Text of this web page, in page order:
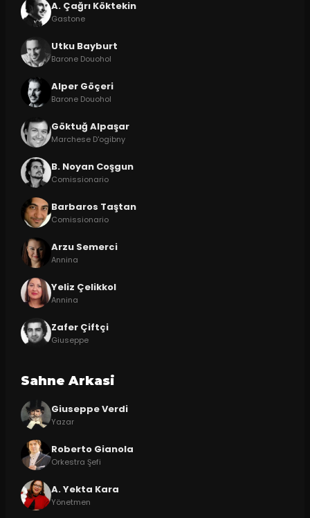
A. Çağrı Köktekin
Gastone
Utku Bayburt
Barone Douohol
Alper Göçeri
Barone Douohol
Göktuğ Alpaşar
Marchese D'ogibny
B. Noyan Coşgun
Comissionario
Barbaros Taştan
Comissionario
Arzu Semerci
Annina
Yeliz Çelikkol
Annina
Zafer Çiftçi
Giuseppe
Sahne Arkasi
Giuseppe Verdi
Yazar
Roberto Gianola
Orkestra Şefi
A. Yekta Kara
Yönetmen